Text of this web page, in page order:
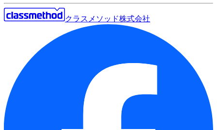
クラスメソッド株式会社